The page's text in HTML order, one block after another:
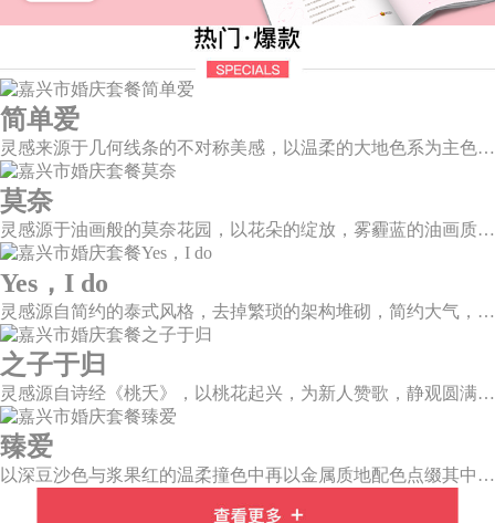
简单爱
灵感来源于几何线条的不对称美感，以温柔的大地色系为主色调，空间上，利用几何线条进行完美切割，配以柔和色系的花艺点缀，构造了一个温馨柔和、清新复古的空间。
莫奈
灵感源于油画般的莫奈花园，以花朵的绽放，雾霾蓝的油画质感打造，簇拥着花房的精美花艺点缀。在这幽静美好的方寸之地，浪漫正在生长和蔓延，直至永恒。
Yes，I do
灵感源自简约的泰式风格，去掉繁琐的架构堆砌，简约大气，雪山白与玛莎拉红的色彩碰撞，打造一种温馨明亮的感觉。
之子于归
灵感源自诗经《桃夭》，以桃花起兴，为新人赞歌，静观圆满和乐的东方情调；山水院落，书香雅意，在古韵臻境间晕染缱绻深情。
臻爱
以深豆沙色与浆果红的温柔撞色中再以金属质地配色点缀其中，张弛之中打造一个柔和且独立的婚礼空间。别致质感而又不失浪漫温情，拉开了如电影唯美诗意的篇章。